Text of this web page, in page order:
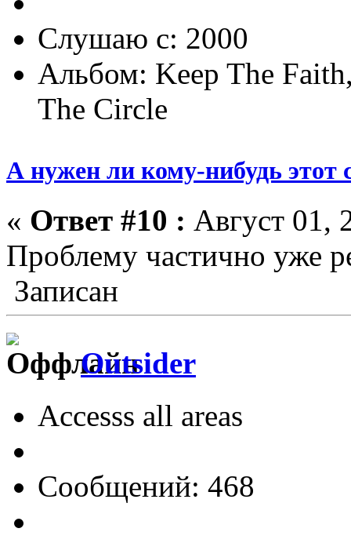
Слушаю с: 2000
Альбом: Keep The
The Circle
А нужен ли кому-нибудь этот
« Ответ #10 : Август 01,
Проблему частично уже
Записан
Outsider
Accesss all areas
Сообщений: 468